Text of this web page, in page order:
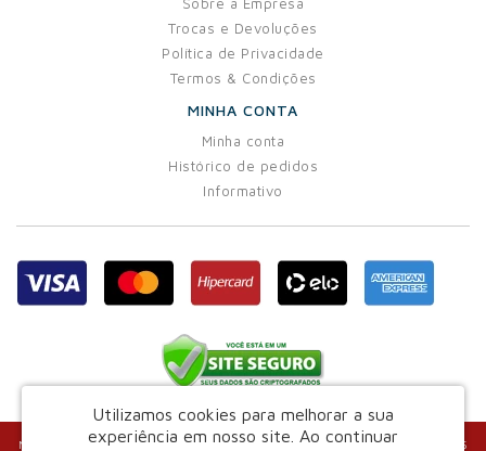
Trocas e Devoluções
Política de Privacidade
Termos & Condições
MINHA CONTA
Minha conta
Histórico de pedidos
Informativo
Marvin Indústria e Comércio de Confecções Ltda - CNPJ: 03.829.243/0001-25
Utilizamos cookies para melhorar a sua
experiência em nosso site. Ao continuar